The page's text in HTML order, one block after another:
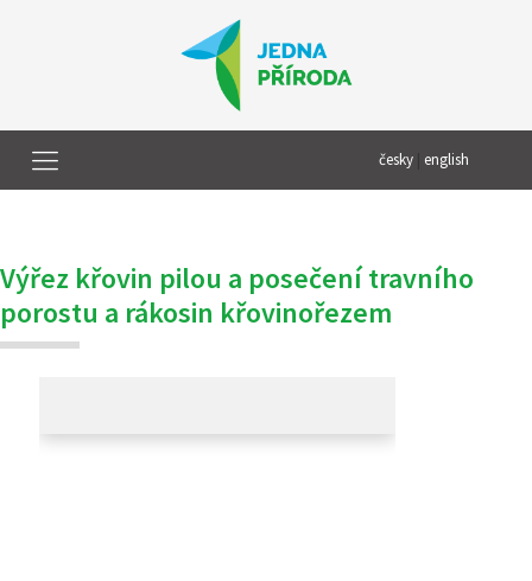
česky english
Výřez křovin pilou a posečení travního
porostu a rákosin křovinořezem